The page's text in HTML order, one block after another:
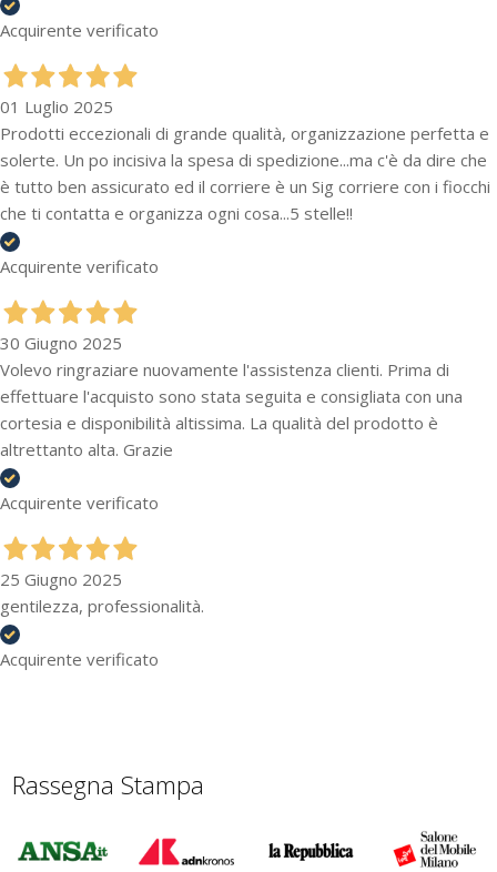
Acquirente verificato
01 Luglio 2025
Prodotti eccezionali di grande qualità, organizzazione perfetta e
solerte. Un po incisiva la spesa di spedizione...ma c'è da dire che
è tutto ben assicurato ed il corriere è un Sig corriere con i fiocchi
che ti contatta e organizza ogni cosa...5 stelle!!
Acquirente verificato
30 Giugno 2025
Volevo ringraziare nuovamente l'assistenza clienti. Prima di
effettuare l'acquisto sono stata seguita e consigliata con una
cortesia e disponibilità altissima. La qualità del prodotto è
altrettanto alta. Grazie
Acquirente verificato
25 Giugno 2025
gentilezza, professionalità.
Acquirente verificato
Rassegna Stampa